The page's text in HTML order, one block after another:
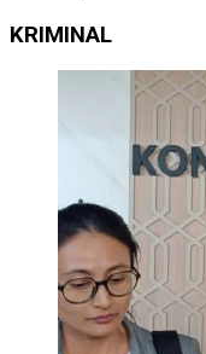
KRIMINAL